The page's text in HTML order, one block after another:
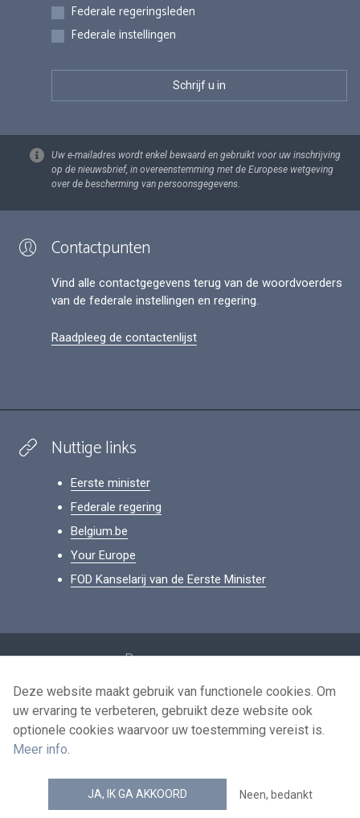
Federale regeringsleden
Federale instellingen
Uw e-mailadres wordt enkel bewaard en gebruikt voor uw inschrijving
op de nieuwsbrief, in overeenstemming met de Europese wetgeving
over de bescherming van persoonsgegevens.
Contactpunten
Vind alle contactgegevens terug van de woordvoerders
van de federale instellingen en regering.
Raadpleeg de contactenlijst
Nuttige links
Eerste minister
Federale regering
Belgium.be
Your Europe
FOD Kanselarij van de Eerste Minister
Persoonsgegevens
Voorwaarden voor het hergebruik
Contacteer ons
news.belgium RSS feed
© 2026 - news.belgium.be
Deze website maakt gebruik van functionele cookies. Om
uw ervaring te verbeteren, gebruikt deze website ook
optionele cookies waarvoor uw toestemming vereist is.
Meer info.
JA, IK GA AKKOORD Neen, bedankt